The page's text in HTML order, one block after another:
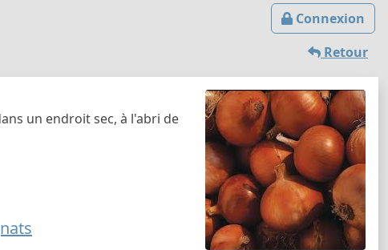
Connexion
Retour
un endroit sec, à l'abri de